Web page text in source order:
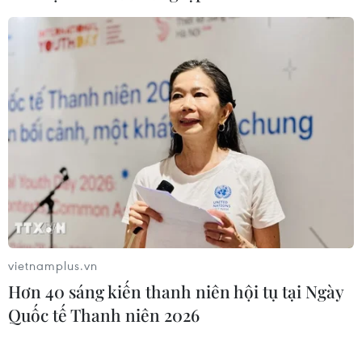
Meta tung công cụ AI lập trình tự
động cho nhà phát triển
06/08/2026 06:40
Doanh thu AI của Microsoft phụ
thuộc phần lớn vào đối tác OpenAI
06/08/2026 06:31
Xem thêm
vietnamplus.vn
Hơn 40 sáng kiến thanh niên hội tụ tại Ngày
Quốc tế Thanh niên 2026